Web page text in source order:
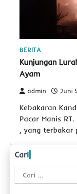
BERITA
Kunjungan
Ayam
admin Juni
Kebakaran
Pacar Manis
, yang terbakar
Cari
Cari
untuk: